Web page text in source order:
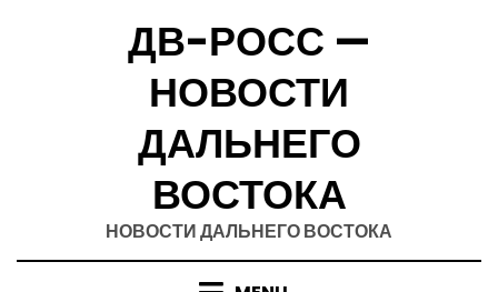
ДВ-РОСС —
НОВОСТИ
ДАЛЬНЕГО
ВОСТОКА
НОВОСТИ ДАЛЬНЕГО ВОСТОКА